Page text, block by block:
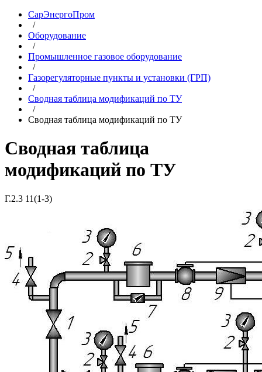
СарЭнергоПром
/
Оборудование
/
Промышленное газовое оборудование
/
Газорегуляторные пункты и установки (ГРП)
/
Сводная таблица модификаций по ТУ
/
Сводная таблица модификаций по ТУ
Сводная таблица
модификаций по ТУ
Г.2.3 11(1-3)